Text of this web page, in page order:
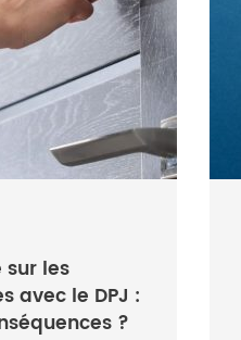
les
avec le DPJ :
?